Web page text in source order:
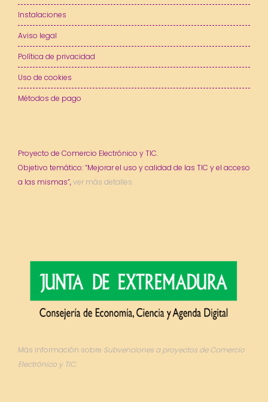
Instalaciones
Aviso legal
Política de privacidad
Uso de cookies
Métodos de pago
Proyecto de Comercio Electrónico y TIC.
Objetivo temático: “Mejorar el uso y calidad de las TIC y el acceso
a las mismas”,ver más detalles.
Más información sobre Subvenciones a proyectos de Comercio
Electrónico y TIC.